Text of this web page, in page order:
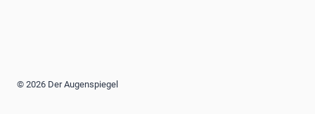
© 2026 Der Augenspiegel